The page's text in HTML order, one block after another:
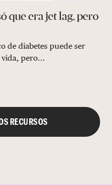
que era jet lag, pero
de diabetes puede ser
vida, pero...
RECURSOS